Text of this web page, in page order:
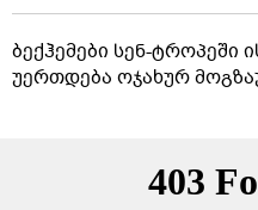
ბექჰემები სენ-ტროპეში
უერთდება ოჯახურ